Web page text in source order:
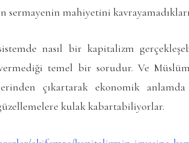
sermayenin mahiyetini kavrayamadıkları
nasıl bir kapitalizm
temel bir sorudur. Ve
çıkartarak ekonomik
kulak kabartabiliyorlar.